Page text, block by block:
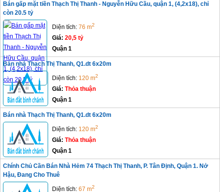
Bán gấp mặt tiền Thạch Thị Thanh - Nguyễn Hữu Cầu, quận 1, (4,2x18), chỉ
còn 20.5 tỷ
Diện tích: 76 m2
Giá: 20,5 tỷ
Quận 1
Bán nhà Thạch Thị Thanh, Q1.dt 6x20m
Diện tích: 120 m2
Giá: Thỏa thuận
Quận 1
Bán nhà Thạch Thị Thanh, Q1.dt 6x20m
Diện tích: 120 m2
Giá: Thỏa thuận
Quận 1
Chính Chủ Cần Bán Nhà Hẻm 74 Thạch Thị Thanh, P. Tân Định, Quận 1. Nở
Hậu, Đang Cho Thuê
Diện tích: 67 m2